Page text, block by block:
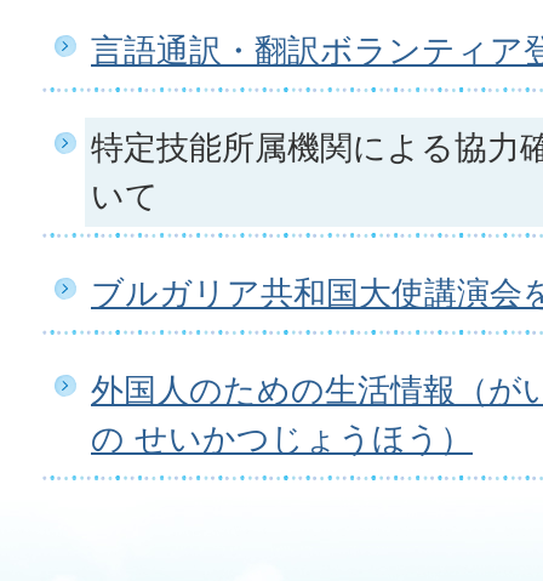
言語通訳・翻訳ボランティア
特定技能所属機関による協力
いて
ブルガリア共和国大使講演会
外国人のための生活情報（が
の せいかつじょうほう）